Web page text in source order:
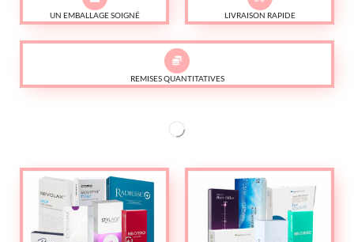
UN EMBALLAGE SOIGNÉ LIVRAISON RAPIDE
REMISES QUANTITATIVES